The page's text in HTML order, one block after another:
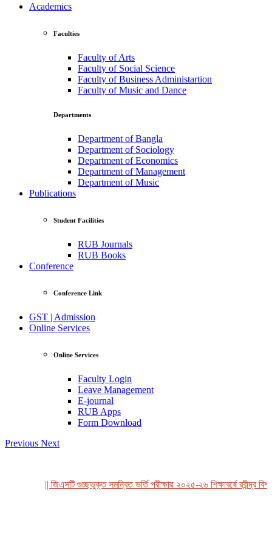
Academics
Faculties
Faculty of Arts
Faculty of Social Science
Faculty of Business Administartion
Faculty of Music and Dance
Departments
Department of Bangla
Department of Sociology
Department of Economics
Department of Management
Department of Music
Publications
Student Facilities
RUB Journals
RUB Books
Conference
Conference Link
GST | Admission
Online Services
Online Services
Faculty Login
Leave Management
E-journal
RUB Apps
Form Download
Previous Next
|| জিএসটি গুচ্ছভুক্ত সমন্বিত ভর্তি পরীক্ষায় ২০২৫-২৬ শিক্ষাবর্ষে রবীন্দ্র